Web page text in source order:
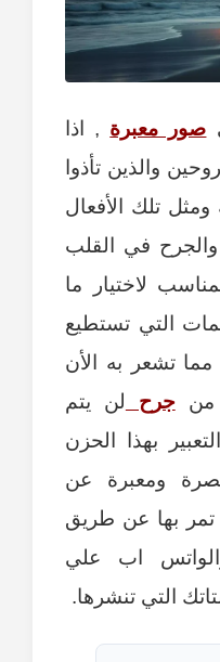
صور معبرة , اذا
والذين تأذوا
تلك الأفعال
في القلب
لاختيار ما
التي تستطيع
تشعر به الأن
منجرح لن يتم
بهذا الحزن
ومعبرة عن
تمر بها عن طريق
اب علي
التي تنشرها.